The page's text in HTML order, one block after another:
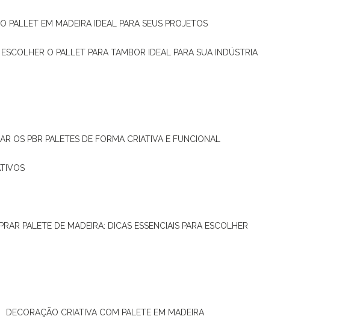
O PALLET EM MADEIRA IDEAL PARA SEUS PROJETOS
ESCOLHER O PALLET PARA TAMBOR IDEAL PARA SUA INDÚSTRIA
OS PBR PALETES DE FORMA CRIATIVA E FUNCIONAL
PALETE DE MADEIRA: DICAS ESSENCIAIS PARA ESCOLHER
DECORAÇÃO CRIATIVA COM PALETE EM MADEIRA